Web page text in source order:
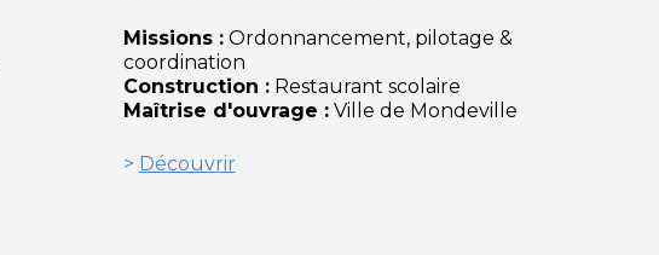
Missions :Ordonnancement, pilotage &
coordination
Construction :Restaurant scolaire
Maîtrise d'ouvrage :Ville de Mondeville
> Découvrir